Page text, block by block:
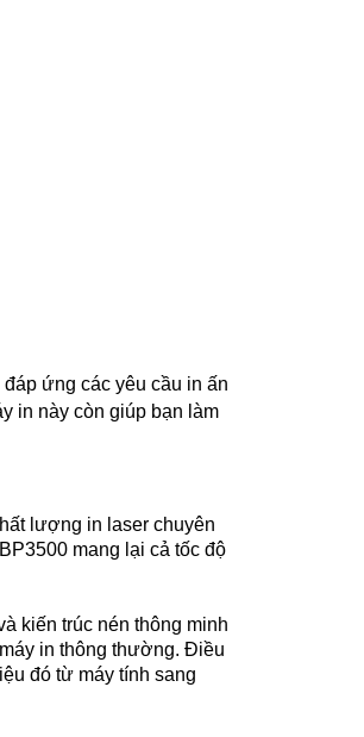
ứng các yêu cầu in ấn
in này còn giúp bạn làm
lượng in laser chuyên
mang lại cả tốc độ
kiến trúc nén thông minh
in thông thường. Điều
đó từ máy tính sang